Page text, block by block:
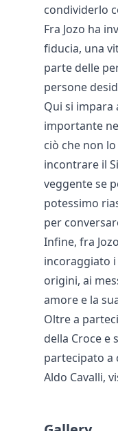
condividerlo
Fra Jozo ha
fiducia, una
parte delle
persone
Qui si impara
importante
ciò che non
incontrare il
veggente se
potessimo
per
Infine, fra
incoraggiato
origini, ai
amore e la
Oltre a
della Croce e
partecipato a
Aldo Cavalli,